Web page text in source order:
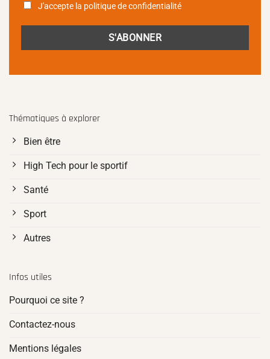
J'accepte la politique de confidentialité
Thématiques à explorer
Bien être
High Tech pour le sportif
Santé
Sport
Autres
Infos utiles
Pourquoi ce site ?
Contactez-nous
Mentions légales